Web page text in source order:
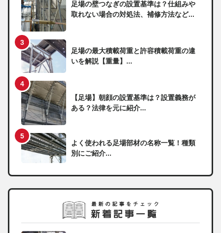
足場の壁つなぎの設置基準は？仕組みや
取れない場合の対処法、補修方法など...
足場の最大積載荷重と許容積載荷重の違
いを解説【重量】...
【足場】朝顔の設置基準は？設置義務が
ある？法律を元に紹介...
よく使われる足場部材の名称一覧！種類
別にご紹介...